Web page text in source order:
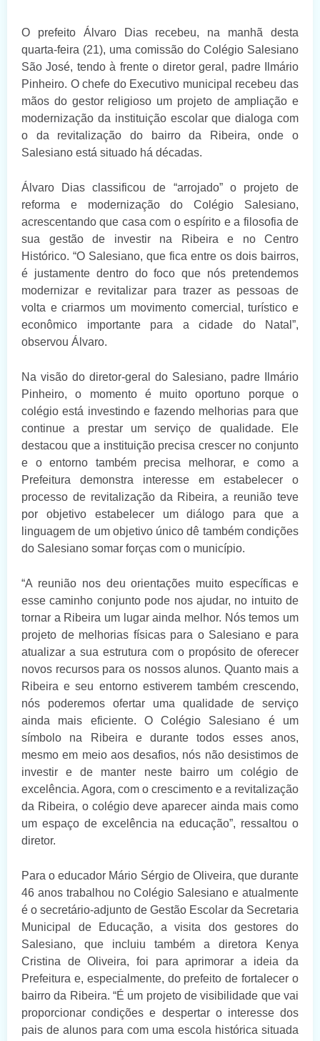
O prefeito Álvaro Dias recebeu, na manhã desta
quarta-feira (21), uma comissão do Colégio Salesiano
São José, tendo à frente o diretor geral, padre Ilmário
Pinheiro. O chefe do Executivo municipal recebeu das
mãos do gestor religioso um projeto de ampliação e
modernização da instituição escolar que dialoga com
o da revitalização do bairro da Ribeira, onde o
Salesiano está situado há décadas.
Álvaro Dias classificou de “arrojado” o projeto de
reforma e modernização do Colégio Salesiano,
acrescentando que casa com o espírito e a filosofia de
sua gestão de investir na Ribeira e no Centro
Histórico. “O Salesiano, que fica entre os dois bairros,
é justamente dentro do foco que nós pretendemos
modernizar e revitalizar para trazer as pessoas de
volta e criarmos um movimento comercial, turístico e
econômico importante para a cidade do Natal”,
observou Álvaro.
Na visão do diretor-geral do Salesiano, padre Ilmário
Pinheiro, o momento é muito oportuno porque o
colégio está investindo e fazendo melhorias para que
continue a prestar um serviço de qualidade. Ele
destacou que a instituição precisa crescer no conjunto
e o entorno também precisa melhorar, e como a
Prefeitura demonstra interesse em estabelecer o
processo de revitalização da Ribeira, a reunião teve
por objetivo estabelecer um diálogo para que a
linguagem de um objetivo único dê também condições
do Salesiano somar forças com o município.
“A reunião nos deu orientações muito específicas e
esse caminho conjunto pode nos ajudar, no intuito de
tornar a Ribeira um lugar ainda melhor. Nós temos um
projeto de melhorias físicas para o Salesiano e para
atualizar a sua estrutura com o propósito de oferecer
novos recursos para os nossos alunos. Quanto mais a
Ribeira e seu entorno estiverem também crescendo,
nós poderemos ofertar uma qualidade de serviço
ainda mais eficiente. O Colégio Salesiano é um
símbolo na Ribeira e durante todos esses anos,
mesmo em meio aos desafios, nós não desistimos de
investir e de manter neste bairro um colégio de
excelência. Agora, com o crescimento e a revitalização
da Ribeira, o colégio deve aparecer ainda mais como
um espaço de excelência na educação”, ressaltou o
diretor.
Para o educador Mário Sérgio de Oliveira, que durante
46 anos trabalhou no Colégio Salesiano e atualmente
é o secretário-adjunto de Gestão Escolar da Secretaria
Municipal de Educação, a visita dos gestores do
Salesiano, que incluiu também a diretora Kenya
Cristina de Oliveira, foi para aprimorar a ideia da
Prefeitura e, especialmente, do prefeito de fortalecer o
bairro da Ribeira. “É um projeto de visibilidade que vai
proporcionar condições e despertar o interesse dos
pais de alunos para com uma escola histórica situada